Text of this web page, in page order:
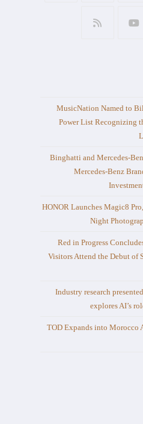
MusicNation Named to
Power List Recognizing
Binghatti and Mercedes-
Mercedes-Benz
HONOR Launches Magic8
Night
Red in Progress
Visitors Attend the Debut of
Industry research
explores AI’s
TOD Expands into Morocco